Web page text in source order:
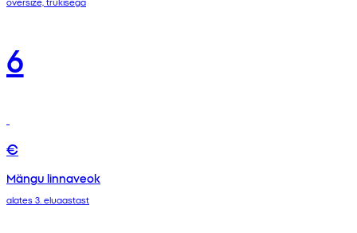
6
€
Mängu linnaveok
alates 3. eluaastast